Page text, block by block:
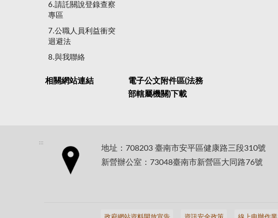
6.請託關說登錄查察
專區
7.公職人員利益衝突
迴避法
8.與我聯絡
相關網站連結
電子公文附件區(法務
部轄屬機關)下載
:::
地址：708203 臺南市安平區健康路三段310號
新營辦公室：73048臺南市新營區大同路76號